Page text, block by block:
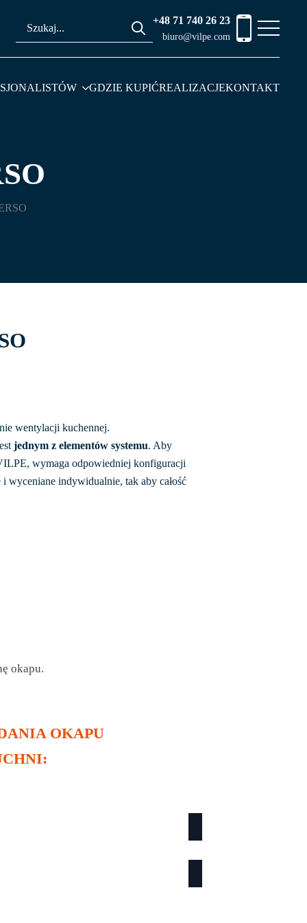
Search
for:
+48 71 740 26 23
biuro@vilpe.com
GDZIE KUPIĆREALIZACJEKONTAKT
wentylacji kuchennej.
jednym z elementów systemu. Aby
wymaga odpowiedniej konfiguracji
i wyceniane indywidualnie, tak aby całość
okapu.
OKAPU